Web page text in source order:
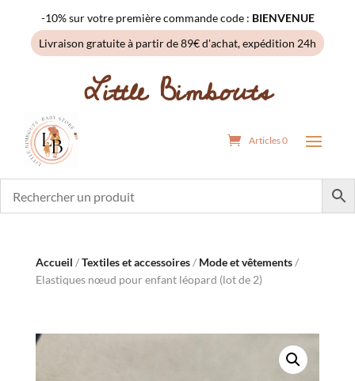
-10% sur votre première commande code : BIENVENUE
Livraison gratuite à partir de 89€ d'achat, expédition 24h
Little Bimbouts
Articles 0
Accueil /Textiles et accessoires/ Mode et vêtements/
Elastiques nœud pour enfant léopard (lot de 2)